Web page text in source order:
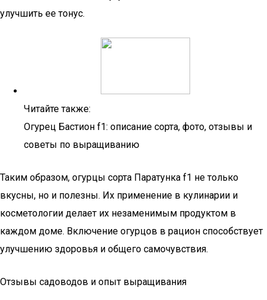
улучшить ее тонус.
Читайте также:
Огурец Бастион f1: описание сорта, фото, отзывы и
советы по выращиванию
Таким образом, огурцы сорта Паратунка f1 не только
вкусны, но и полезны. Их применение в кулинарии и
косметологии делает их незаменимым продуктом в
каждом доме. Включение огурцов в рацион способствует
улучшению здоровья и общего самочувствия.
Отзывы садоводов и опыт выращивания